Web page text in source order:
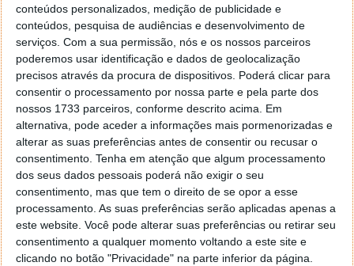
conteúdos personalizados, medição de publicidade e
conteúdos, pesquisa de audiências e desenvolvimento de
serviços. Com a sua permissão, nós e os nossos parceiros
poderemos usar identificação e dados de geolocalização
precisos através da procura de dispositivos. Poderá clicar para
consentir o processamento por nossa parte e pela parte dos
nossos 1733 parceiros, conforme descrito acima. Em
alternativa, pode aceder a informações mais pormenorizadas e
alterar as suas preferências antes de consentir ou recusar o
consentimento. Tenha em atenção que algum processamento
dos seus dados pessoais poderá não exigir o seu
consentimento, mas que tem o direito de se opor a esse
processamento. As suas preferências serão aplicadas apenas a
este website. Você pode alterar suas preferências ou retirar seu
consentimento a qualquer momento voltando a este site e
clicando no botão "Privacidade" na parte inferior da página.
De acordo com informações de peritos de
segurança, as apps apresentam uma interface de
autenticação do Facebook só que possui código
escondido é capaz de roubar as credenciais. Sempre
que tiver de instalar uma app no seu Android,
certifique-se que precisa mesmo dessa app. Além
disso, faça uma pequena pesquisa para perceber o
feedback dos utilizadores. Não devem também
instalar apps fora da loja oficial de apps da Google.